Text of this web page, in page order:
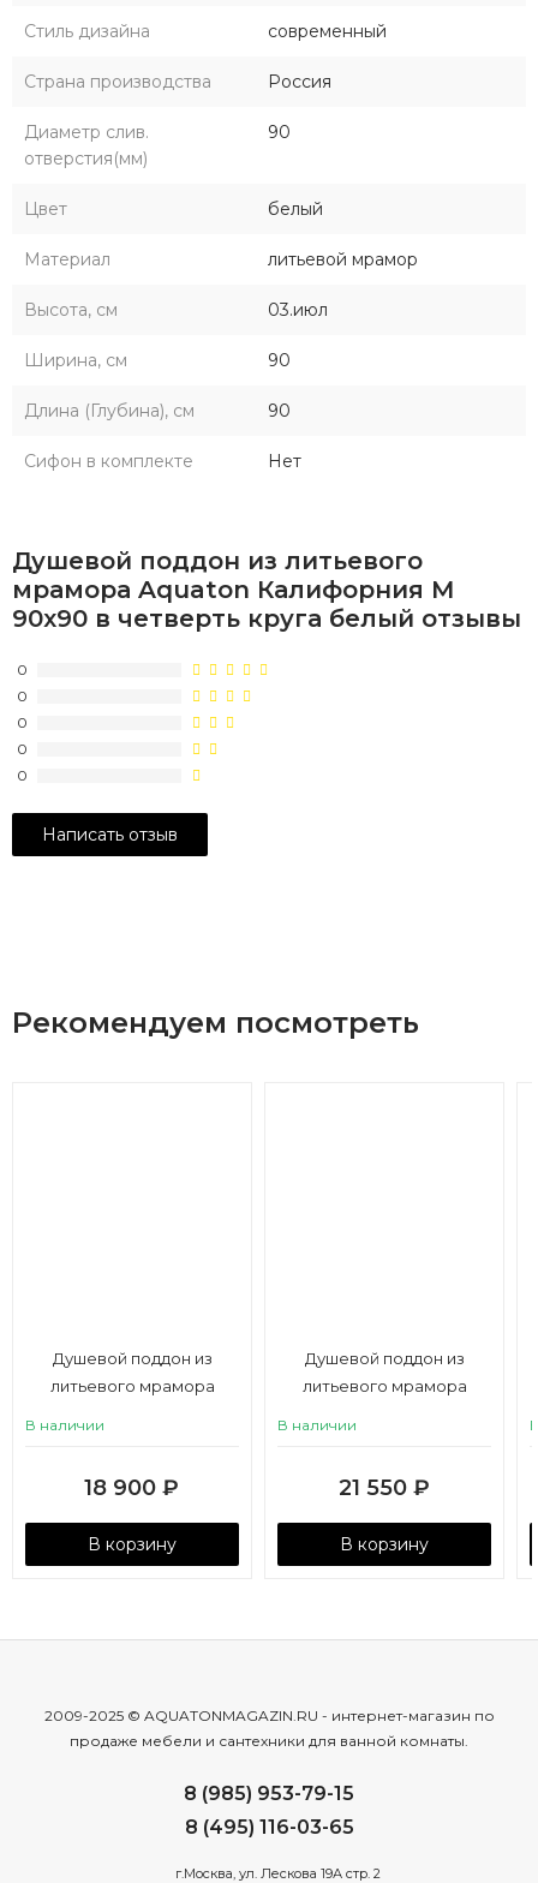
Стиль дизайна современный
Страна производства Россия
Диаметр слив.
отверстия(мм)
90
Цвет белый
Материал литьевой мрамор
Высота, см 03.июл
Ширина, см 90
Длина (Глубина), см 90
Сифон в комплекте Нет
Душевой поддон из литьевого
мрамора Aquaton Калифорния М
90х90 в четверть круга белый отзывы
0
0
0
0
0
Рекомендуем посмотреть
Душевой поддон из
литьевого мрамора
В наличии
18 900 ₽
В корзину
Душевой поддон из
литьевого мрамора
В наличии
21 550 ₽
В корзину
2009-2025 © AQUATONMAGAZIN.RU - интернет-магазин по
продаже мебели и сантехники для ванной комнаты.
8 (985) 953-79-15
8 (495) 116-03-65
г.Москва, ул. Лескова 19А стр. 2